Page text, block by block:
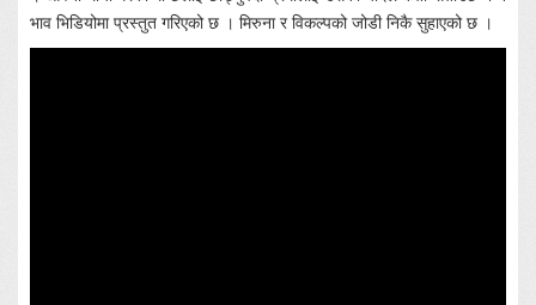
भाव भिडियोमा प्रस्तुत गरिएको छ । मिरुना र विकल्पको जोडी निकै सुहाएको छ ।